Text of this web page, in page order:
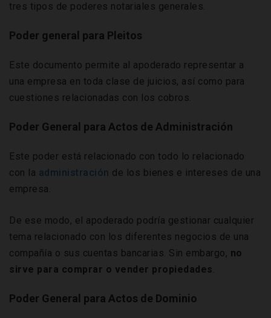
tres tipos de poderes notariales generales.
Poder general para Pleitos
Este documento permite al apoderado representar a
una empresa en toda clase de juicios, así como para
cuestiones relacionadas con los cobros.
Poder General para Actos de Administración
Este poder está relacionado con todo lo relacionado
con la administración de los bienes e intereses de una
empresa.
De ese modo, el apoderado podría gestionar cualquier
tema relacionado con los diferentes negocios de una
compañía o sus cuentas bancarias. Sin embargo, no
sirve para comprar o vender propiedades.
Poder General para Actos de Dominio